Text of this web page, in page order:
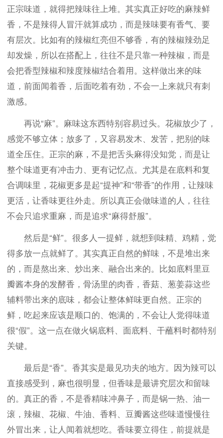
正宗味道，就得把辣味往上堆。其实真正好吃的麻辣鲜
香，不是辣得人冒汗就算成功，而是辣味要有香气、要
有层次。比如有的辣椒红亮但不够香，有的辣椒辣劲足
却发燥，所以在搭配上，往往不是只靠一种辣椒，而是
会把香型辣椒和辣度辣椒结合着用。这样做出来的味
道，前面闻着香，后面吃着有劲，不会一上来就只有刺
激感。
再说“麻”。麻味这东西特别容易过头。花椒放少了，
感觉不够立体；放多了，又容易发木、发苦，把别的味
道全压住。正宗的麻，不是把舌头麻得没知觉，而是让
整个味道更有冲击力、更有记忆点。尤其是在底料和复
合调味里，花椒更多是起“提神”和“带香”的作用，让辣味
更活，让香味更往外走。所以真正会做味道的人，往往
不会只追求重麻，而是追求“麻得舒服”。
然后是“鲜”。很多人一提鲜，就想到味精、鸡精，觉
得多放一点就鲜了。其实真正自然的鲜味，不是堆出来
的，而是熬出来、炒出来、融合出来的。比如底料里豆
瓣酱本身的发酵香，骨汤里的肉香，香菇、葱姜蒜这些
辅料带出来的底味，都会让整体鲜味更自然。正宗的
鲜，吃起来应该是顺口的、饱满的，不会让人觉得味道
很“假”。这一点在做火锅底料、面底料、干蘸料时都特别
关键。
最后是“香”。香其实是最见功夫的地方。因为辣可以
直接感受到，麻也很明显，但香味是最讲究层次和留味
的。真正的香，不是香精味冲鼻子，而是锅一热、油一
滚，辣椒、花椒、牛油、香料、豆瓣酱这些味道慢慢往
外冒出来，让人闻着就想吃。香味要立得住，前提就是